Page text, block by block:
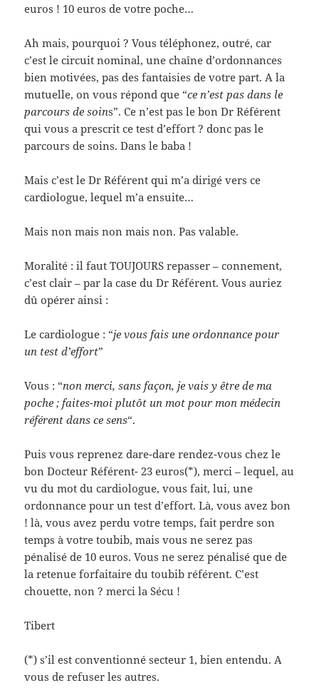
euros ! 10 euros de votre poche…
Ah mais, pourquoi ? Vous téléphonez, outré, car
c’est le circuit nominal, une chaîne d’ordonnances
bien motivées, pas des fantaisies de votre part. A la
mutuelle, on vous répond que “ce n’est pas dans le
parcours de soins”. Ce n’est pas le bon Dr Référent
qui vous a prescrit ce test d’effort ? donc pas le
parcours de soins. Dans le baba !
Mais c’est le Dr Référent qui m’a dirigé vers ce
cardiologue, lequel m’a ensuite…
Mais non mais non mais non. Pas valable.
Moralité : il faut TOUJOURS repasser – connement,
c’est clair – par la case du Dr Référent. Vous auriez
dû opérer ainsi :
Le cardiologue : “je vous fais une ordonnance pour
un test d’effort”
Vous : “non merci, sans façon, je vais y être de ma
poche ; faites-moi plutôt un mot pour mon médecin
référent dans ce sens“.
Puis vous reprenez dare-dare rendez-vous chez le
bon Docteur Référent- 23 euros(*), merci – lequel, au
vu du mot du cardiologue, vous fait, lui, une
ordonnance pour un test d’effort. Là, vous avez bon
! là, vous avez perdu votre temps, fait perdre son
temps à votre toubib, mais vous ne serez pas
pénalisé de 10 euros. Vous ne serez pénalisé que de
la retenue forfaitaire du toubib référent. C’est
chouette, non ? merci la Sécu !
Tibert
(*) s’il est conventionné secteur 1, bien entendu. A
vous de refuser les autres.